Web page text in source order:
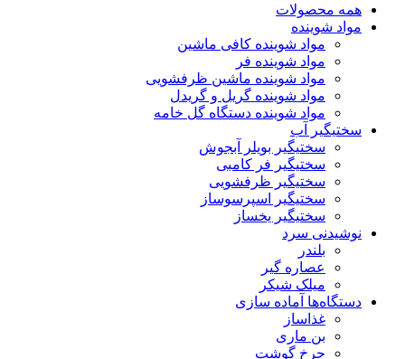
همه محصولات
مواد شوینده
مواد شوینده کافی ماشین
مواد شوینده فر
مواد شوینده ماشین ظرفشویی
مواد شوینده گریل و گریدل
مواد شوینده دستگاه گل خامه
سختیگیر آب
سختیگیر بویلر آبجوش
سختیگیر فر کامبی
سختیگیر ظرفشویی
سختیگیر اسپرسوساز
سختیگیر یخساز
نوشیدنی سرد
بلندر
عصاره گیر
میلک شیکر
دستگاه‌ها آماده سازی
غذاساز
بن ماری
چرخ گوشت